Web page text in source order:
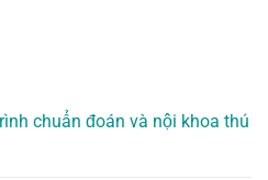
chuẩn đoán và nội khoa thú